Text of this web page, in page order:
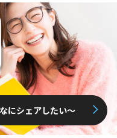
にシェアしたい〜